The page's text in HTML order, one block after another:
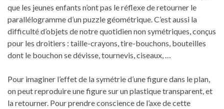
que les jeunes enfants n’ont pas le réflexe de retourner le
parallélogramme d’un puzzle géométrique. C’est aussi la
difficulté d’objets de notre quotidien non symétriques, conçus
pour les droitiers : taille-crayons, tire-bouchons, bouteilles
dont le bouchon se dévisse, tournevis, ciseaux, …
Pour imaginer l’effet de la symétrie d’une figure dans le plan,
on peut reproduire une figure sur un plastique transparent, et
la retourner. Pour prendre conscience de l’axe de cette